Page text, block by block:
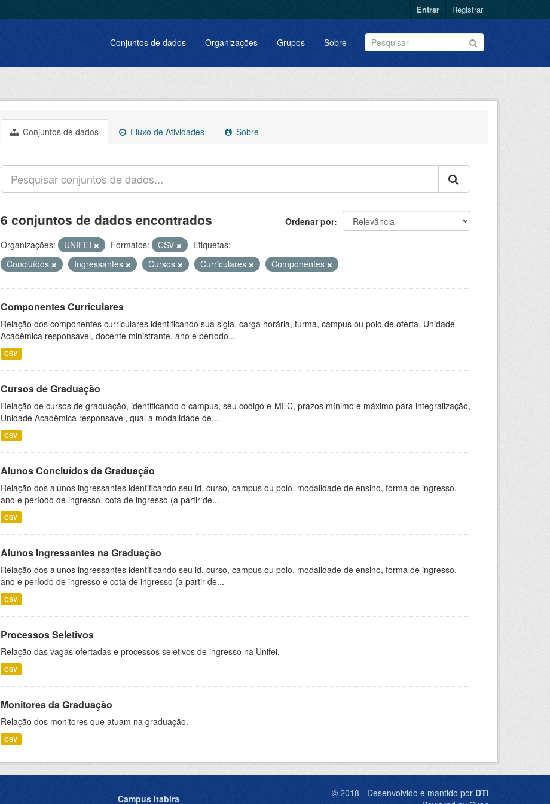
Entrar Registrar
Conjuntos de dados Organizações Grupos Sobre
Conjuntos de dados Fluxo de Atividades Sobre
Ordenar por
6 conjuntos de dados encontrados
Organizações: UNIFEI Formatos: CSV
Etiquetas:
Concluídos
Ingressantes Cursos Curriculares Componentes
Componentes Curriculares
Relação dos componentes curriculares identificando sua sigla, carga horária, turma, campus ou polo de oferta, Unidade
Acadêmica responsável, docente ministrante, ano e período...
CSV
Cursos de Graduação
Relação de cursos de graduação, identificando o campus, seu código e-MEC, prazos mínimo e máximo para integralização,
Unidade Acadêmica responsável, qual a modalidade de...
CSV
Alunos Concluídos da Graduação
Relação dos alunos ingressantes identificando seu id, curso, campus ou polo, modalidade de ensino, forma de ingresso,
ano e período de ingresso, cota de ingresso (a partir de...
CSV
Alunos Ingressantes na Graduação
Relação dos alunos ingressantes identificando seu id, curso, campus ou polo, modalidade de ensino, forma de ingresso,
ano e período de ingresso e cota de ingresso (a partir de...
CSV
Processos Seletivos
Relação das vagas ofertadas e processos seletivos de ingresso na Unifei.
CSV
Monitores da Graduação
Relação dos monitores que atuam na graduação.
CSV
Campus Itabira © 2018 - Desenvolvido e mantido por DTI